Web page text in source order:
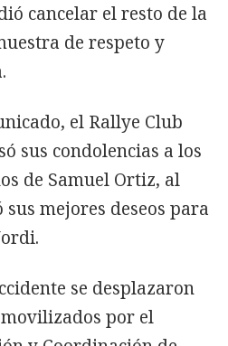
cancelar el resto de la
de respeto y
el Rallye Club
sus condolencias a los
de Samuel Ortiz, al
mejores deseos para
se desplazaron
por el